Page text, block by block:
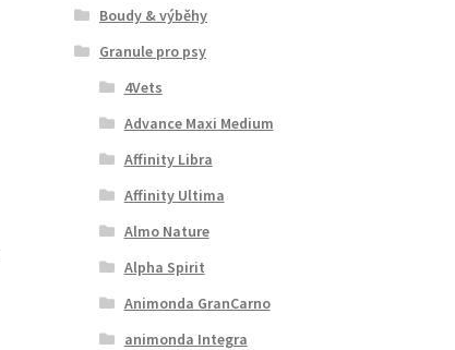
Boudy & výběhy
Granule pro psy
4Vets
Advance Maxi Medium
Affinity Libra
Affinity Ultima
Almo Nature
Alpha Spirit
Animonda GranCarno
animonda Integra